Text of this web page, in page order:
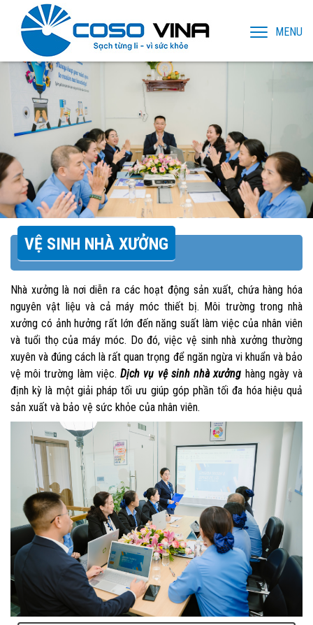
MENU
VỆ SINH NHÀ XƯỞNG
Nhà xưởng là nơi diễn ra các hoạt động sản xuất, chứa hàng hóa
nguyên vật liệu và cả máy móc thiết bị. Môi trường trong nhà
xưởng có ảnh hưởng rất lớn đến năng suất làm việc của nhân viên
và tuổi thọ của máy móc. Do đó, việc vệ sinh nhà xưởng thường
xuyên và đúng cách là rất quan trọng để ngăn ngừa vi khuẩn và bảo
vệ môi trường làm việc.Dịch vụ vệ sinh nhà xưởng hàng ngày và
định kỳ là một giải pháp tối ưu giúp góp phần tối đa hóa hiệu quả
sản xuất và bảo vệ sức khỏe của nhân viên.